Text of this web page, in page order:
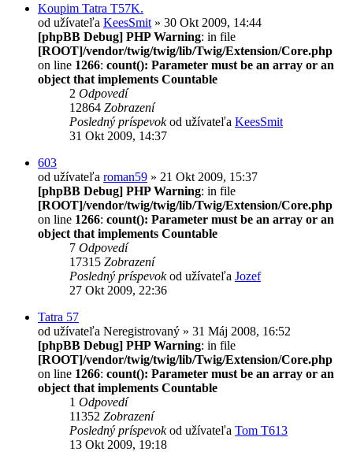
Koupim Tatra T57K.
od užívateľa KeesSmit » 30 Okt 2009, 14:44
[phpBB Debug] PHP Warning: in file
[ROOT]/vendor/twig/twig/lib/Twig/Extension/Core.php
on line 1266: count(): Parameter must be an array or an
object that implements Countable
2 Odpovedí
12864 Zobrazení
Posledný príspevokod užívateľa KeesSmit
31 Okt 2009, 14:37
603
od užívateľa roman59 » 21 Okt 2009, 15:37
[phpBB Debug] PHP Warning: in file
[ROOT]/vendor/twig/twig/lib/Twig/Extension/Core.php
on line 1266: count(): Parameter must be an array or an
object that implements Countable
7 Odpovedí
17315 Zobrazení
Posledný príspevokod užívateľa Jozef
27 Okt 2009, 22:36
Tatra 57
od užívateľa Neregistrovaný » 31 Máj 2008, 16:52
[phpBB Debug] PHP Warning: in file
[ROOT]/vendor/twig/twig/lib/Twig/Extension/Core.php
on line 1266: count(): Parameter must be an array or an
object that implements Countable
1 Odpovedí
11352 Zobrazení
Posledný príspevokod užívateľa Tom T613
13 Okt 2009, 19:18